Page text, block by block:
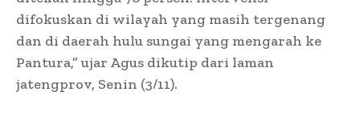
difokuskan di wilayah yang masih tergenang
dan di daerah hulu sungai yang mengarah ke
Pantura,” ujar Agus dikutip dari laman
jatengprov, Senin (3/11).